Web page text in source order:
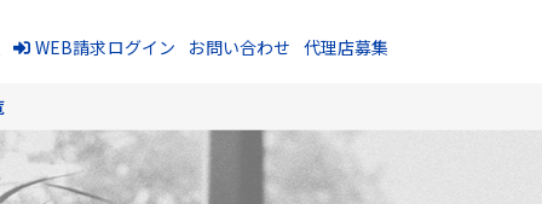
WEB請求ログイン お問い合わせ 代理店募集